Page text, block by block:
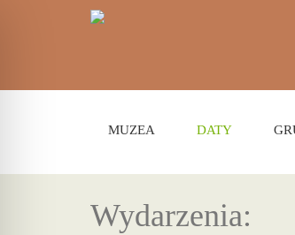
MUZEA DATY
Wydarzenia: